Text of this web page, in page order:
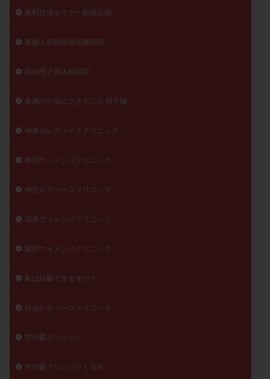
無料妊活セミナー動画公開
産婦人科舘出張佐藤病院
田村秀子婦人科医院
着床のためにできること 卵子編
神奈川レディースクリニック
神田ウィメンズクリニック
神谷レディースクリニック
福井ウィメンズクリニック
福田ウイメンズクリニック
私は妊娠できますか？
秋山レディースクリニック
空の森クリニック
空の森クリニックくるめ